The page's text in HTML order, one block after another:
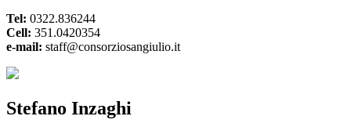
Tel: 0322.836244
Cell: 351.0420354
e-mail: staff@consorziosangiulio.it
Stefano Inzaghi